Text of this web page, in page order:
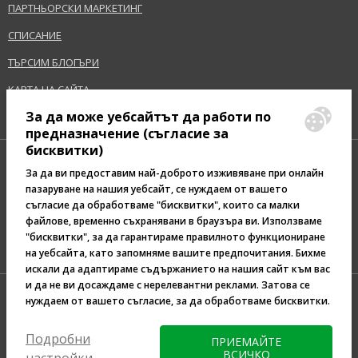
ПАРТНЬОРСКИ МАРКЕТИНГ
СПИСАНИЕ
ТЪРСИМ БЛОГЪРИ
КАРТА НА САЙТА
Pazaruvaj - Надежден
помощник за покупки
За да може уебсайтът да работи по
предназначение (съгласие за
бисквитки)
За да ви предоставим най-доброто изживяване при онлайн
пазаруване на нашия уебсайт, се нуждаем от вашето
съгласие да обработваме "бисквитки", които са малки
файлове, временно съхранявани в браузъра ви. Използваме
"бисквитки", за да гарантираме правилното функциониране
на уебсайта, като запомняме вашите предпочитания. Бихме
искали да адаптираме съдържанието на нашия сайт към вас
и да не ви досаждаме с нерелевантни реклами. Затова се
нуждаем от вашето съгласие, за да обработваме бисквитки.
Подробни
ПРИЕМАЙТЕ
ВСИЧКО